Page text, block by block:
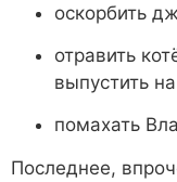
оскорбить
отравить
выпустить
помахать
Последнее,